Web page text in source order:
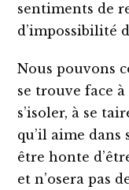
sentiments de
d’impossibilité
Nous pouvons
se trouve face
s’isoler, à se
qu’il aime dans
être honte
et n’osera pas